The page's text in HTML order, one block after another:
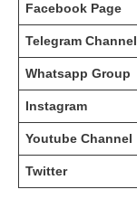
Facebook Page
Telegram Channel
Whatsapp Group
Instagram
Youtube Channel
Twitter